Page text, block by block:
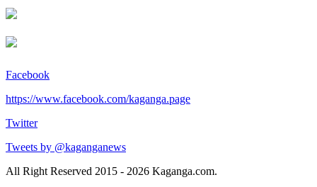
Facebook
https://www.facebook.com/kaganga.page
Twitter
Tweets by @kaganganews
All Right Reserved 2015 - 2026 Kaganga.com.